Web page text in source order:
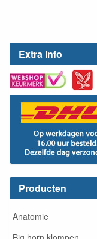
Extra info
Producten
Anatomie